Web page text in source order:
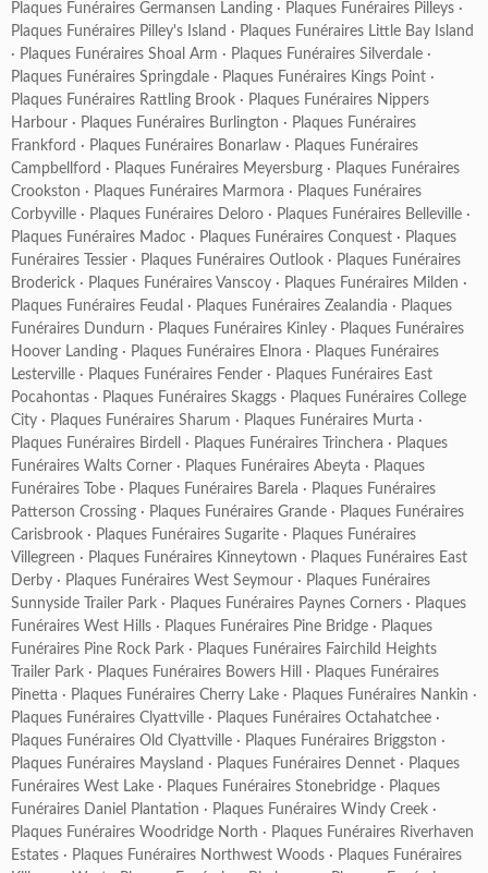
Plaques Funéraires Germansen Landing · Plaques Funéraires Pilleys ·
Plaques Funéraires Pilley's Island · Plaques Funéraires Little Bay Island
· Plaques Funéraires Shoal Arm · Plaques Funéraires Silverdale ·
Plaques Funéraires Springdale · Plaques Funéraires Kings Point ·
Plaques Funéraires Rattling Brook · Plaques Funéraires Nippers
Harbour · Plaques Funéraires Burlington · Plaques Funéraires
Frankford · Plaques Funéraires Bonarlaw · Plaques Funéraires
Campbellford · Plaques Funéraires Meyersburg · Plaques Funéraires
Crookston · Plaques Funéraires Marmora · Plaques Funéraires
Corbyville · Plaques Funéraires Deloro · Plaques Funéraires Belleville ·
Plaques Funéraires Madoc · Plaques Funéraires Conquest · Plaques
Funéraires Tessier · Plaques Funéraires Outlook · Plaques Funéraires
Broderick · Plaques Funéraires Vanscoy · Plaques Funéraires Milden ·
Plaques Funéraires Feudal
· Plaques Funéraires Zealandia · Plaques
Funéraires Dundurn · Plaques Funéraires Kinley · Plaques Funéraires
Hoover Landing · Plaques Funéraires Elnora · Plaques Funéraires
Lesterville · Plaques Funéraires Fender · Plaques Funéraires East
Pocahontas · Plaques Funéraires Skaggs · Plaques Funéraires College
City · Plaques Funéraires Sharum · Plaques Funéraires Murta ·
Plaques Funéraires Birdell
· Plaques Funéraires Trinchera · Plaques
Funéraires Walts Corner · Plaques Funéraires Abeyta · Plaques
Funéraires Tobe · Plaques Funéraires Barela · Plaques Funéraires
Patterson Crossing · Plaques Funéraires Grande · Plaques Funéraires
Carisbrook · Plaques Funéraires Sugarite · Plaques Funéraires
Villegreen · Plaques Funéraires Kinneytown · Plaques Funéraires East
Derby · Plaques Funéraires West Seymour · Plaques Funéraires
Sunnyside Trailer Park · Plaques Funéraires Paynes Corners · Plaques
Funéraires West Hills · Plaques Funéraires Pine Bridge · Plaques
Funéraires Pine Rock Park · Plaques Funéraires Fairchild Heights
Trailer Park · Plaques Funéraires Bowers Hill · Plaques Funéraires
Pinetta · Plaques Funéraires Cherry Lake · Plaques Funéraires Nankin ·
Plaques Funéraires Clyattville · Plaques Funéraires Octahatchee ·
Plaques Funéraires Old Clyattville · Plaques Funéraires Briggston ·
Plaques Funéraires Maysland · Plaques Funéraires Dennet · Plaques
Funéraires West Lake · Plaques Funéraires Stonebridge · Plaques
Funéraires Daniel Plantation · Plaques Funéraires Windy Creek ·
Plaques Funéraires Woodridge North · Plaques Funéraires Riverhaven
Estates · Plaques Funéraires Northwest Woods · Plaques Funéraires